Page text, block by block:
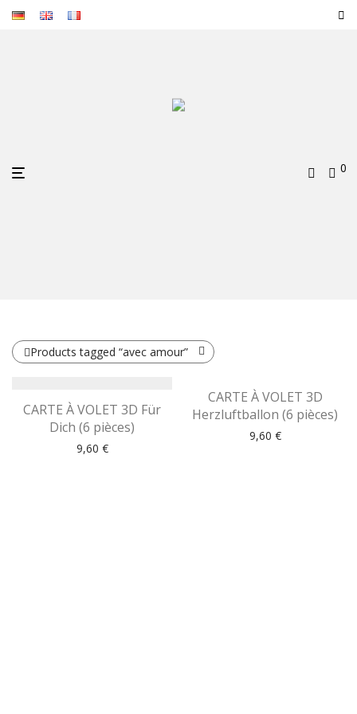
0
Products tagged “avec amour”
CARTE À VOLET 3D Für
Dich (6 pièces)
9,60 €
CARTE À VOLET 3D
Herzluftballon (6 pièces)
9,60 €